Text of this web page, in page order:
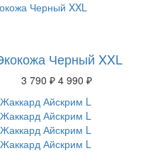
Черный XXL
3 790 ₽ 4 990 ₽